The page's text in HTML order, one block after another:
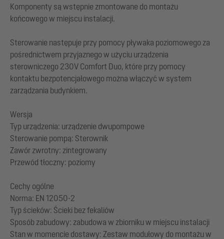
Komponenty są wstępnie zmontowane do montażu
końcowego w miejscu instalacji.
Sterowanie następuje przy pomocy pływaka poziomowego za
pośrednictwem przyjaznego w użyciu urządzenia
sterowniczego 230V Comfort Duo, które przy pomocy
kontaktu bezpotencjałowego można włączyć w system
zarządzania budynkiem.
Wersja
Typ urządzenia: urządzenie dwupompowe
Sterowanie pompą: Sterownik
Zawór zwrotny: zintegrowany
Przewód tłoczny: poziomy
Cechy ogólne
Norma: EN 12050-2
Typ ścieków: Ścieki bez fekaliów
Sposób zabudowy: zabudowa w zbiorniku w miejscu instalacji
Stan w momencie dostawy: Zestaw modułowy do montażu w